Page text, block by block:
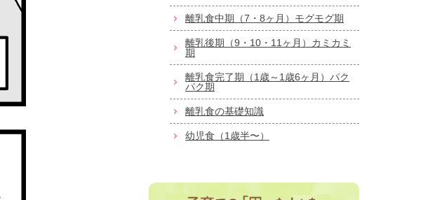
離乳食中期（7・8ヶ月）モグモグ期
離乳後期（9・10・11ヶ月）カミカミ
期
離乳食完了期（1歳～1歳6ヶ月）パク
パク期
離乳食の基礎知識
幼児食（1歳半〜）